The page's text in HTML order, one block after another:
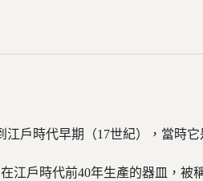
戶時代早期（17世紀），當時它
江戶時代前40年生產的器皿，